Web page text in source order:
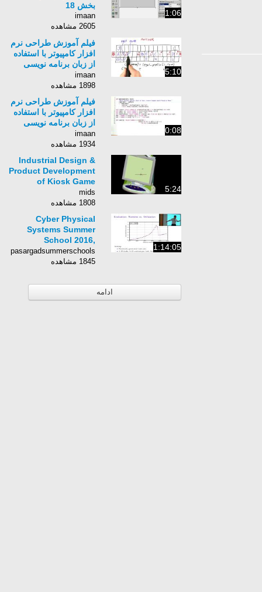
1:06
بخش 18
imaan
2605 مشاهده
5:10
فیلم آموزش طراحی نرم
افزار کامپیوتر با استفاده
از زبان برنامه نویسی
زبان انگلیسی - بخش 347
imaan
1898 مشاهده
0:08
فیلم آموزش طراحی نرم
افزار کامپیوتر با استفاده
از زبان برنامه نویسی
زبان انگلیسی - بخش 169
imaan
1934 مشاهده
5:24
Industrial Design &
Product Development
of Kiosk Game
Platform
mids
1808 مشاهده
1:14:05
Cyber Physical
Systems Summer
School 2016,
Professor Wang Yi,
part 2
pasargadsummerschools
1845 مشاهده
ادامه